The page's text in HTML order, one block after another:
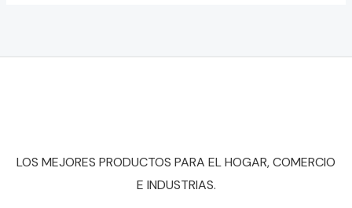
LOS MEJORES PRODUCTOS PARA EL HOGAR, COMERCIO
E INDUSTRIAS.